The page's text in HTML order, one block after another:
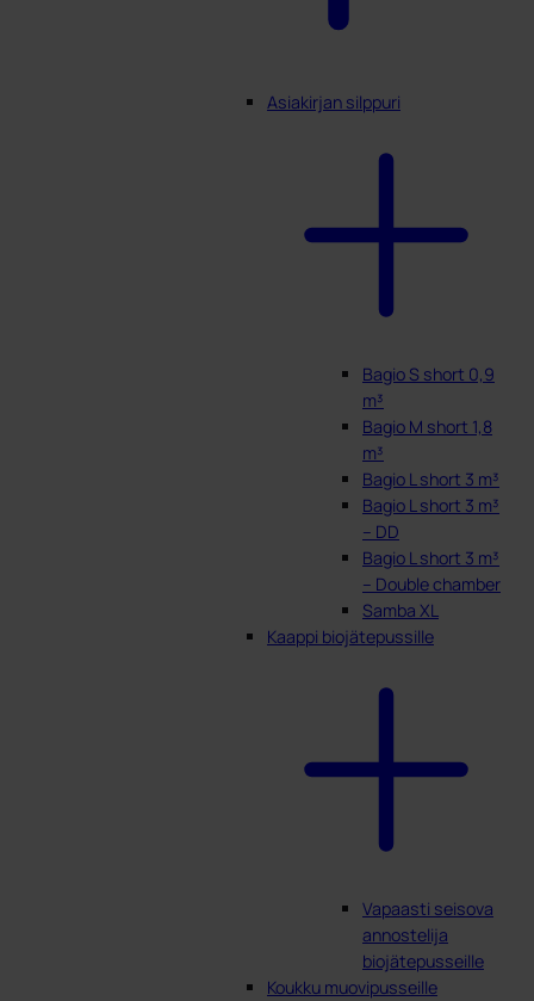
Asiakirjan silppuri
Bagio S short 0,9
m³
Bagio M short 1,8
m³
Bagio L short 3 m³
Bagio L short 3 m³
– DD
Bagio L short 3 m³
– Double chamber
Samba XL
Kaappi biojätepussille
Vapaasti seisova
annostelija
biojätepusseille
Koukku muovipusseille